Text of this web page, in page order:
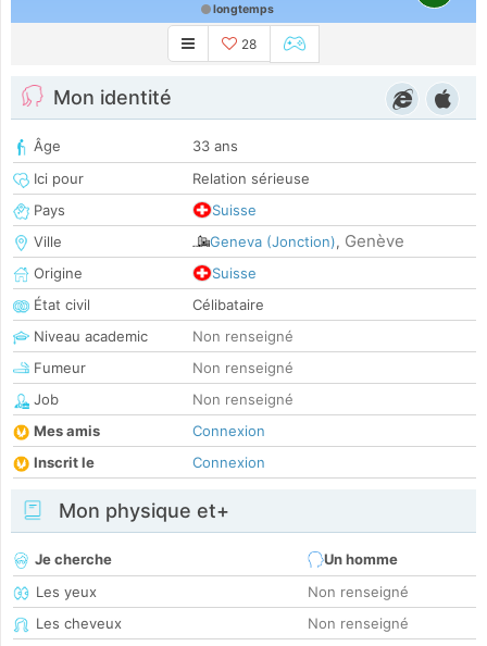
longtemps
28
Mon identité
Âge
33 ans
Ici pour
Relation sérieuse
Pays
Suisse
Ville
Geneva (Jonction), Genève
Origine
Suisse
État civil
Célibataire
Niveau academic
Non renseigné
Fumeur
Non renseigné
Job
Non renseigné
Mes amis
Connexion
Inscrit le
Connexion
Mon physique et+
Je cherche
Un homme
Les yeux
Non renseigné
Les cheveux
Non renseigné